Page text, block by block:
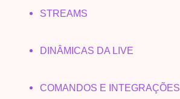
STREAMS
DINÂMICAS DA LIVE
COMANDOS E INTEGRAÇÕES